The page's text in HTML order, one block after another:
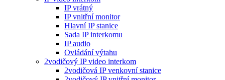
IP vrátný
IP vnitřní monitor
Hlavní IP stanice
Sada IP interkomu
IP audio
Ovládání výtahu
2vodičový IP video interkom
2vodičová IP venkovní stanice